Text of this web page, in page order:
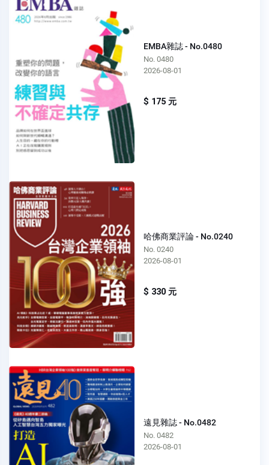
EMBA雜誌 - No.0480
No. 0480
2026-08-01
$ 175 元
哈佛商業評論 - No.0240
No. 0240
2026-08-01
$ 330 元
遠見雜誌 - No.0482
No. 0482
2026-08-01